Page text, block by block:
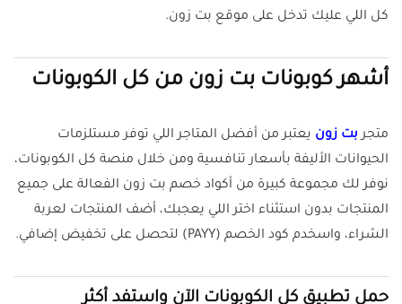
كل اللي عليك تدخل على موقع بت زون.
أشهر كوبونات بت زون من كل الكوبونات
متجربت زون يعتبر من أفضل المتاجر اللي توفر مستلزمات
الحيوانات الأليفة بأسعار تنافسية ومن خلال منصة كل الكوبونات،
نوفر لك مجموعة كبيرة من أكواد خصم بت زون الفعالة على جميع
المنتجات بدون استثناء اختر اللي يعجبك، أضف المنتجات لعربة
الشراء، واسخدم كود الخصم (PAYY) لتحصل على تخفيض إضافي.
حمل تطبيق كل الكوبونات الآن واستفد أكثر